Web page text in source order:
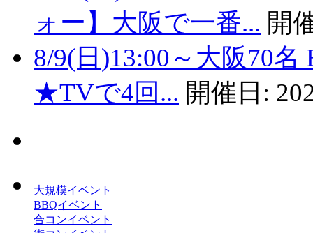
ォー】大阪で一番... 開
8/9(日)13:00～大阪70
★TVで4回... 開催日:
大規模イベント
BBQイベント
合コンイベント